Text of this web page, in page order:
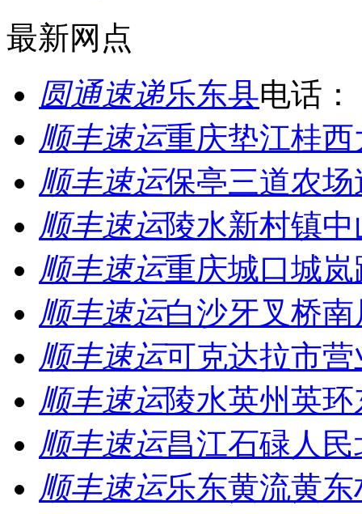
最新网点
圆通速递乐东县电话：
顺丰速运重庆垫江桂
顺丰速运保亭三道农
顺丰速运陵水新村镇
顺丰速运重庆城口城
顺丰速运白沙牙叉桥
顺丰速运可克达拉市营
顺丰速运陵水英州英
顺丰速运昌江石碌人
顺丰速运乐东黄流黄